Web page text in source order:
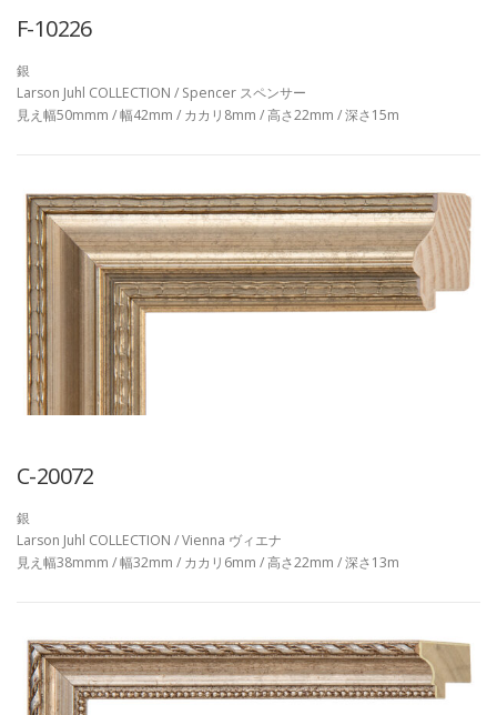
F-10226
銀
Larson Juhl COLLECTION / Spencer スペンサー
見え幅50mmm / 幅42mm / カカリ8mm / 高さ22mm / 深さ15m
C-20072
銀
Larson Juhl COLLECTION / Vienna ヴィエナ
見え幅38mmm / 幅32mm / カカリ6mm / 高さ22mm / 深さ13m